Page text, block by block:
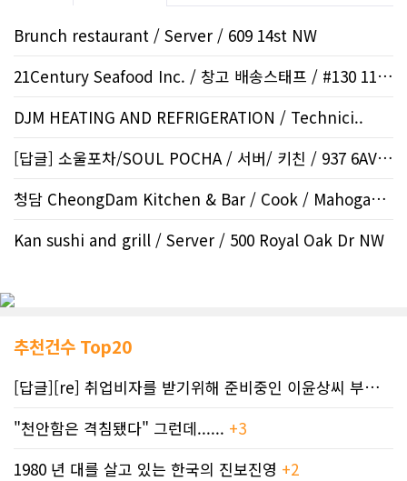
Brunch restaurant / Server / 609 14st NW
21Century Seafood Inc. / 창고 배송스태프 / #130 1108..
DJM HEATING AND REFRIGERATION / Technici..
[답글] 소울포차/SOUL POCHA / 서버/ 키친 / 937 6AVE..
청담 CheongDam Kitchen & Bar / Cook / Mahogany SE
Kan sushi and grill / Server / 500 Royal Oak Dr NW
추천건수 Top20
[답글][re] 취업비자를 받기위해 준비중인 이윤상씨 부부께 드리는 편지
"천안함은 격침됐다" 그런데...... +3
1980 년 대를 살고 있는 한국의 진보진영 +2